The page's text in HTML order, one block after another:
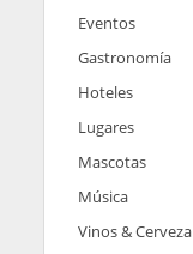
Eventos
Gastronomía
Hoteles
Lugares
Mascotas
Música
Vinos & Cerveza